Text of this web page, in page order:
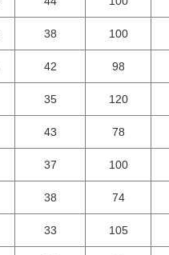
38 100
42 98
35 120
43 78
37 100
38 74
33 105